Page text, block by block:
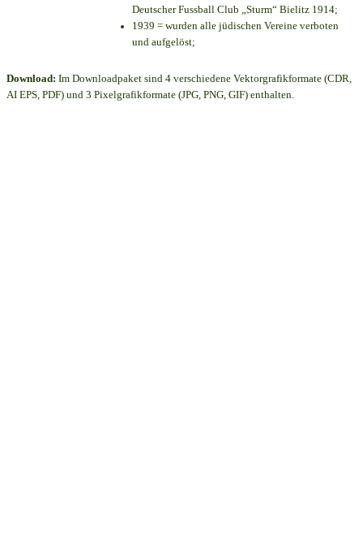
Deutscher Fussball Club „Sturm“ Bielitz 1914;
1939 = wurden alle jüdischen Vereine verboten
und aufgelöst;
Download: Im Downloadpaket sind 4 verschiedene Vektorgrafikformate (CDR,
AI EPS, PDF) und 3 Pixelgrafikformate (JPG, PNG, GIF) enthalten.